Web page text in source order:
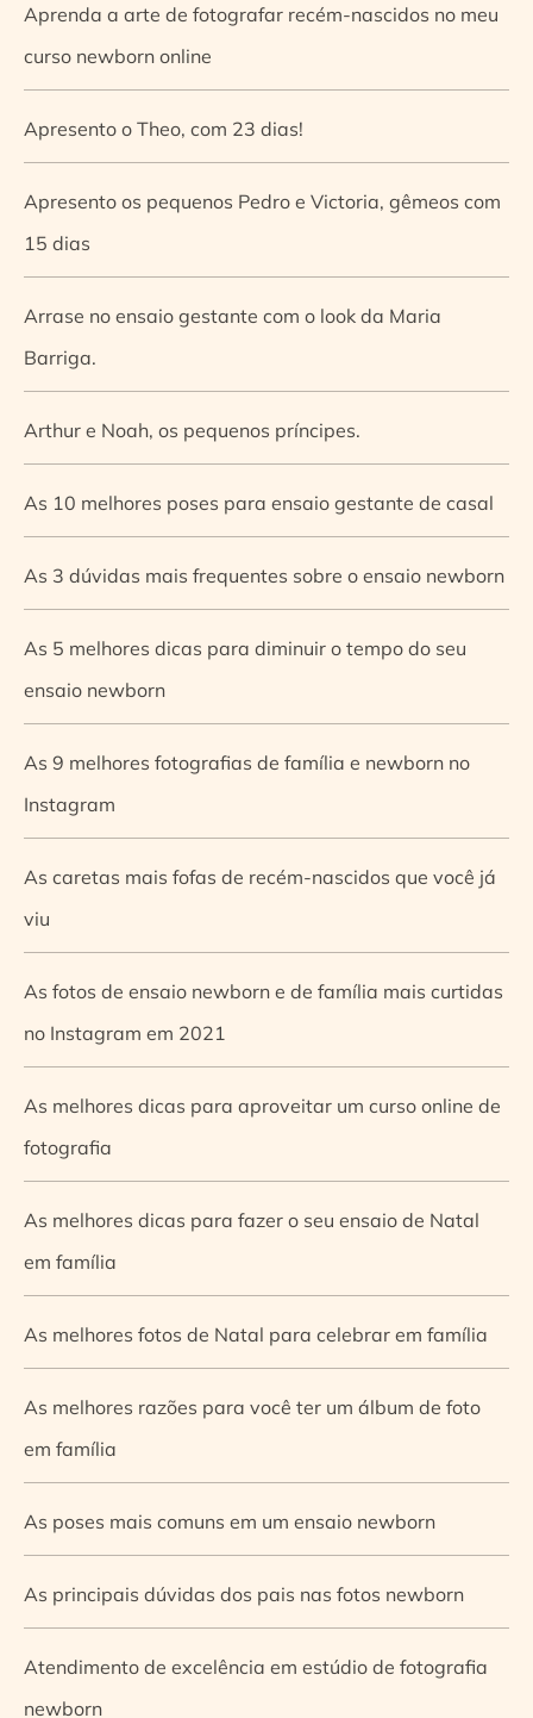
Aprenda a arte de fotografar recém-nascidos no meu
curso newborn online
Apresento o Theo, com 23 dias!
Apresento os pequenos Pedro e Victoria, gêmeos com
15 dias
Arrase no ensaio gestante com o look da Maria
Barriga.
Arthur e Noah, os pequenos príncipes.
As 10 melhores poses para ensaio gestante de casal
As 3 dúvidas mais frequentes sobre o ensaio newborn
As 5 melhores dicas para diminuir o tempo do seu
ensaio newborn
As 9 melhores fotografias de família e newborn no
Instagram
As caretas mais fofas de recém-nascidos que você já
viu
As fotos de ensaio newborn e de família mais curtidas
no Instagram em 2021
As melhores dicas para aproveitar um curso online de
fotografia
As melhores dicas para fazer o seu ensaio de Natal
em família
As melhores fotos de Natal para celebrar em família
As melhores razões para você ter um álbum de foto
em família
As poses mais comuns em um ensaio newborn
As principais dúvidas dos pais nas fotos newborn
Atendimento de excelência em estúdio de fotografia
newborn